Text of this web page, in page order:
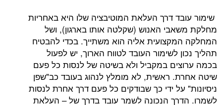
דרך העלאת המוטיבציה שלו היא באחריות
האנוש (שקלטה אותו בארגון), ושל
אליה הוא משתייך. בכדי להבטיח
לשימור העובד לטווח הארוך, יש לפעול
במקביל ולא בשיטה של לנסות כל פעם
ראשית, לא מומלץ לנהוג בעובד כב"שפן
על ידי כך שבודקים כל פעם דרך אחרת לנסות
הנכונה לשמר עובד בדרך של – העלאת